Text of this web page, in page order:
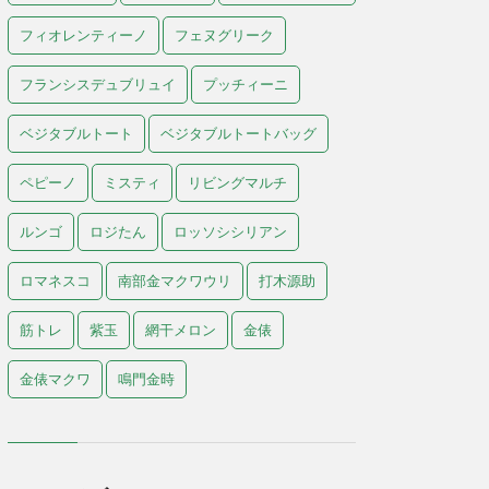
フィオレンティーノ フェヌグリーク
フランシスデュブリュイ プッチィーニ
ベジタブルトート ベジタブルトートバッグ
ペピーノ ミスティ リビングマルチ
ルンゴ ロジたん ロッソシシリアン
ロマネスコ 南部金マクワウリ 打木源助
筋トレ 紫玉 網干メロン 金俵
金俵マクワ 鳴門金時